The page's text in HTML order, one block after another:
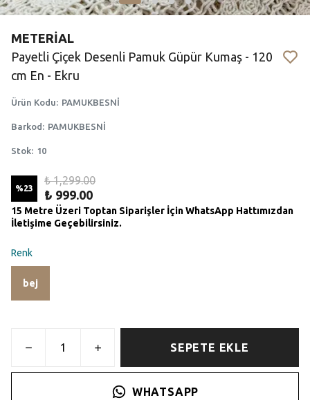
METERİAL
Payetli Çiçek Desenli Pamuk Güpür Kumaş - 120
cm En - Ekru
Ürün Kodu: PAMUKBESNİ
Barkod : PAMUKBESNİ
Stok: 10
%23
₺ 1,299.00
₺ 999.00
15 Metre Üzeri Toptan Siparişler İçin WhatsApp Hattımızdan
İletişime Geçebilirsiniz.
Renk
bej
SEPETE EKLE
WHATSAPP